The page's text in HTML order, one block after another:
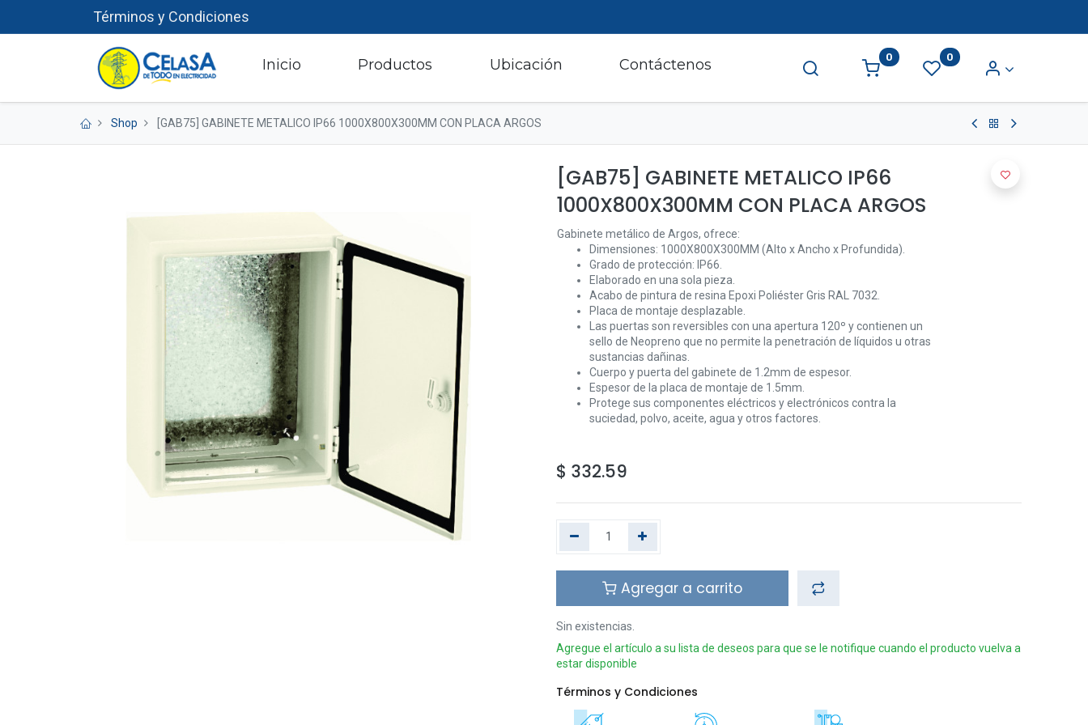
Términos y Condiciones
Inicio Productos Ubicación Contáctenos 0 0
Shop [GAB75] GABINETE METALICO IP66 1000X800X300MM CON PLACA ARGOS
[GAB75] GABINETE METALICO IP66
1000X800X300MM CON PLACA ARGOS
Gabinete metálico de Argos, ofrece:
Dimensiones: 1000X800X300MM (Alto x Ancho x Profundida).
Grado de protección: IP66.
Elaborado en una sola pieza.
Acabo de pintura de resina Epoxi Poliéster Gris RAL 7032.
Placa de montaje desplazable.
Las puertas son reversibles con una apertura 120º y contienen un
sello de Neopreno que no permite la penetración de líquidos u otras
sustancias dañinas.
Cuerpo y puerta del gabinete de 1.2mm de espesor.
Espesor de la placa de montaje de 1.5mm.
Protege sus componentes eléctricos y electrónicos contra la
suciedad, polvo, aceite, agua y otros factores.
$ 332.59
Agregar a carrito
Sin existencias.
Agregue el artículo a su lista de deseos para que se le notifique cuando el producto vuelva a
estar disponible
Términos y Condiciones